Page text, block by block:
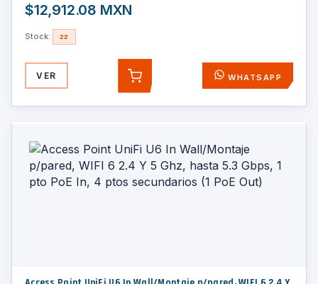
$12,912.08 MXN
Stock: 22
VER AGREGAR WHATSAPP